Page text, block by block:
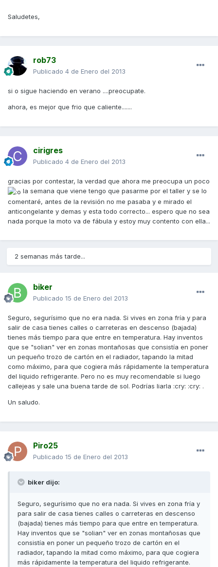
Saludetes,
rob73
Publicado 4 de Enero del 2013
si o sigue haciendo en verano ....preocupate.
ahora, es mejor que frio que caliente.......
cirigres
Publicado 4 de Enero del 2013
gracias por contestar, la verdad que ahora me preocupa un poco
la semana que viene tengo que pasarme por el taller y se lo
comentaré, antes de la revisión no me pasaba y e mirado el
anticongelante y demas y esta todo correcto... espero que no sea
nada porque la moto va de fábula y estoy muy contento con ella...
2 semanas más tarde...
biker
Publicado 15 de Enero del 2013
Seguro, segurísimo que no era nada. Si vives en zona fría y para
salir de casa tienes calles o carreteras en descenso (bajada)
tienes más tiempo para que entre en temperatura. Hay inventos
que se "solian" ver en zonas montañosas que consistía en poner
un pequeño trozo de cartón en el radiador, tapando la mitad
como máximo, para que cogiera más rápidamente la temperatura
del liquido refrigerante. Pero no es muy recomendable si luego
callejeas y sale una buena tarde de sol. Podrías liarla :cry: :cry: .
Un saludo.
Piro25
Publicado 15 de Enero del 2013
biker dijo:
Seguro, segurísimo que no era nada. Si vives en zona fría y
para salir de casa tienes calles o carreteras en descenso
(bajada) tienes más tiempo para que entre en temperatura.
Hay inventos que se "solian" ver en zonas montañosas que
consistía en poner un pequeño trozo de cartón en el
radiador, tapando la mitad como máximo, para que cogiera
más rápidamente la temperatura del liquido refrigerante.